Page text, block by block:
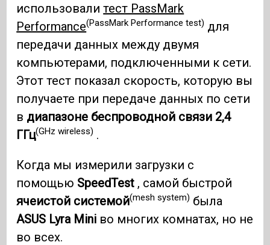
использовалитест PassMark
Performance(PassMark Performance test) для
передачи данных между двумя
компьютерами, подключенными к сети.
Этот тест показал скорость, которую вы
получаете при передаче данных по сети
в диапазоне беспроводной связи 2,4
ГГц(GHz wireless) .
Когда мы измерили загрузки с
помощью SpeedTest , самой быстрой
ячеистой системой(mesh system) была
ASUS Lyra Mini во многих комнатах, но не
во всех.